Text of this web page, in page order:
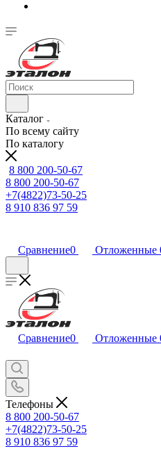
Каталог
По всему сайту
По каталогу
8 800 200-50-67
8 800 200-50-67
+7(4822)73-50-25
8 910 836 97 59
Сравнение0 Отложенные
Сравнение0 Отложенные
Телефоны
8 800 200-50-67
+7(4822)73-50-25
8 910 836 97 59